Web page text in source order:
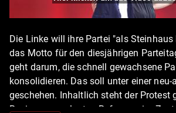
Die Linke will ihre Partei "als Steinhaus
das Motto für den diesjährigen
geht darum, die schnell gewachsene
konsolidieren. Das soll unter einer
geschehen. Inhaltlich steht der Protest
Regierung geplanten Reformen im